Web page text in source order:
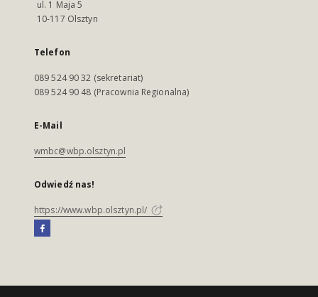
ul. 1 Maja 5
10-117 Olsztyn
Telefon
089 524 90 32 (sekretariat)
089 524 90 48 (Pracownia Regionalna)
E-Mail
wmbc@wbp.olsztyn.pl
Odwiedź nas!
https://www.wbp.olsztyn.pl/